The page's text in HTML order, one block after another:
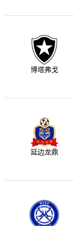
博塔弗戈
延边龙鼎